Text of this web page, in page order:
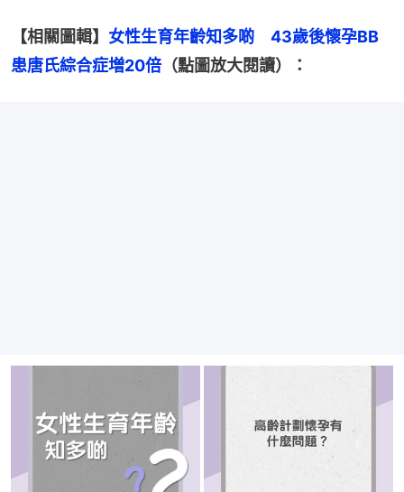
【相關圖輯】 女性生育年齡知多啲　43歲後懷孕BB
患唐氏綜合症増20倍 （點圖放大閱讀）：